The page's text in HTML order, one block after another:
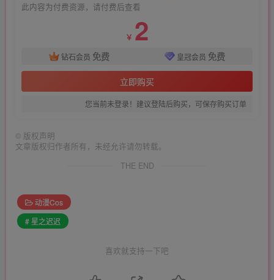
此内容为付费资源，请付费后查看
￥ 2
钻石会员 免费 皇冠会员 免费
立即购买
您当前未登录！建议登陆后购买，可保存购买订单
© 版权声明
文章版权归作者所有，未经允许请勿转载。
THE END
动漫Cos
# 星之迟迟
喜欢就支持一下吧